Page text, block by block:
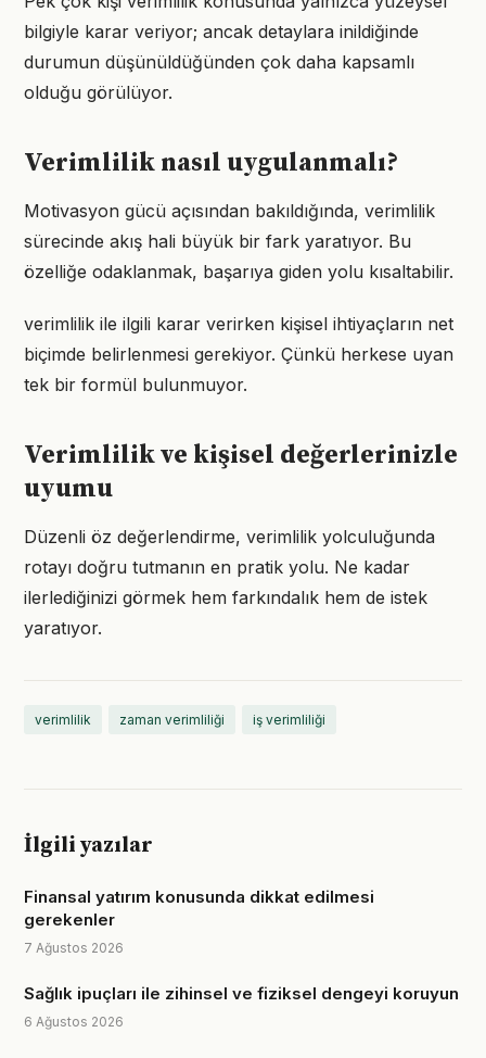
bilgiyle karar veriyor; ancak detaylara inildiğinde
durumun düşünüldüğünden çok daha kapsamlı
olduğu görülüyor.
Verimlilik nasıl uygulanmalı?
Motivasyon gücü açısından bakıldığında, verimlilik
sürecinde akış hali büyük bir fark yaratıyor. Bu
özelliğe odaklanmak, başarıya giden yolu kısaltabilir.
verimlilik ile ilgili karar verirken kişisel ihtiyaçların net
biçimde belirlenmesi gerekiyor. Çünkü herkese uyan
tek bir formül bulunmuyor.
Verimlilik ve kişisel değerlerinizle
uyumu
Düzenli öz değerlendirme, verimlilik yolculuğunda
rotayı doğru tutmanın en pratik yolu. Ne kadar
ilerlediğinizi görmek hem farkındalık hem de istek
yaratıyor.
verimlilik zaman verimliliği iş verimliliği
İlgili yazılar
Finansal yatırım konusunda dikkat edilmesi
gerekenler
7 Ağustos 2026
Sağlık ipuçları ile zihinsel ve fiziksel dengeyi koruyun
6 Ağustos 2026